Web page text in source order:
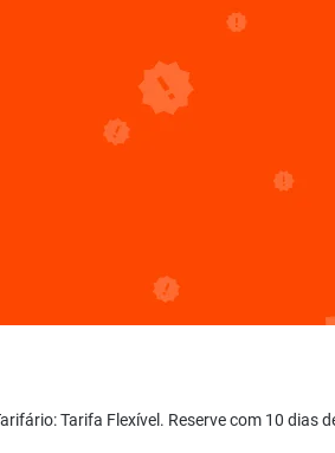
Tarifa Flexível. Reserve com 10 dias